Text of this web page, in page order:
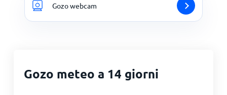
Gozo webcam
Gozo meteo a 14 giorni